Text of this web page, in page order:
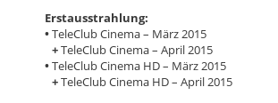
Erstausstrahlung:
•TeleClub Cinema – März 2015
+TeleClub Cinema – April 2015
•TeleClub Cinema HD – März 2015
+TeleClub Cinema HD – April 2015